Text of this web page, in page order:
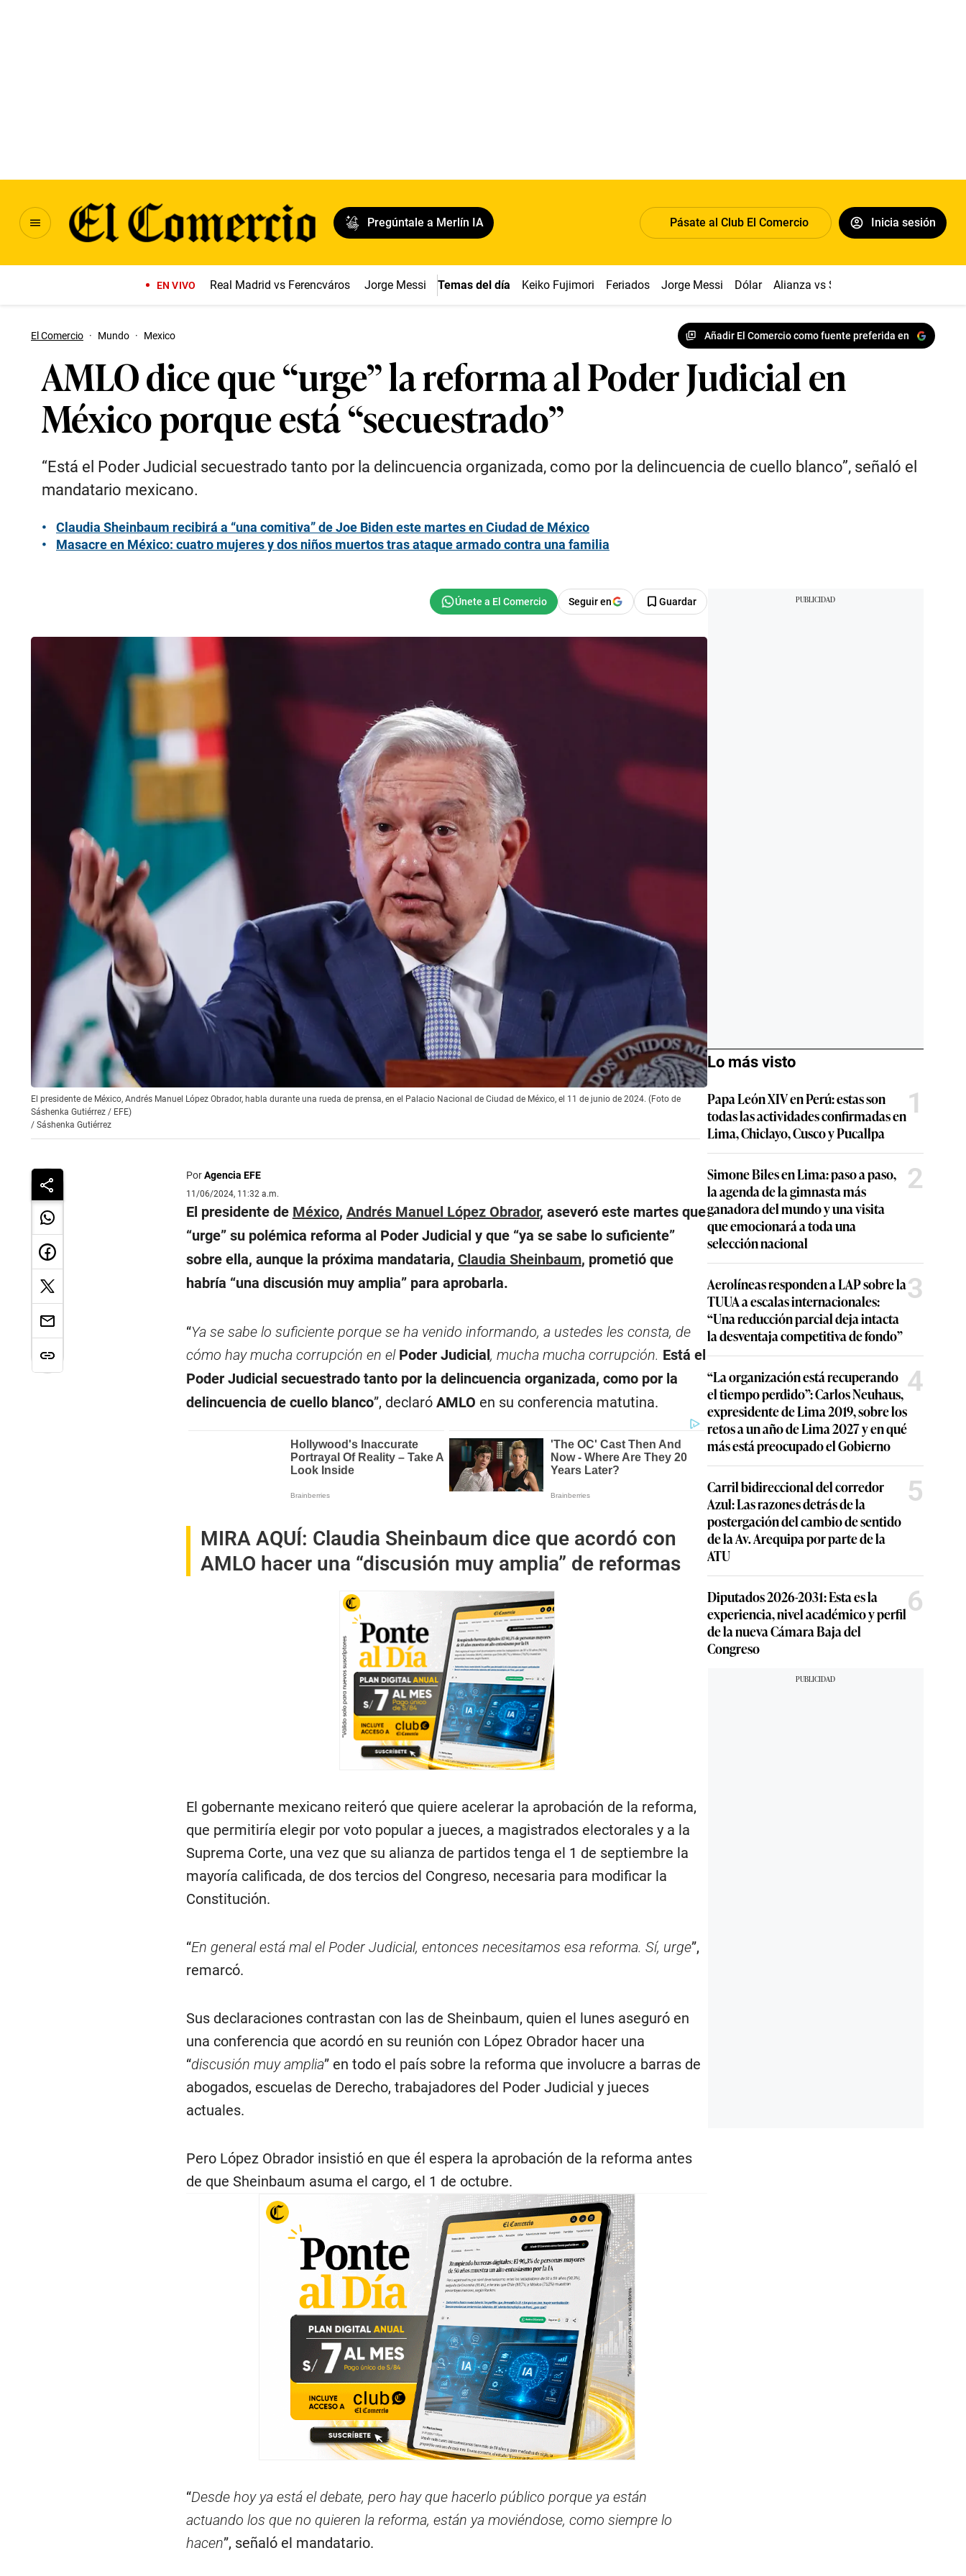
Pregúntale a Merlín IA Pásate al Club El Comercio Inicia sesión
EN VIVO Real Madrid vs Ferencváros Jorge Messi Temas del día Keiko Fujimori Feriados Jorge Messi Dólar Alianza vs Sport Boys
El Comercio · Mundo · Mexico Añadir El Comercio como fuente preferida en
AMLO dice que “urge” la reforma al Poder Judicial en
México porque está “secuestrado”
“Está el Poder Judicial secuestrado tanto por la delincuencia organizada, como por la delincuencia de cuello blanco”, señaló el
mandatario mexicano.
Claudia Sheinbaum recibirá a “una comitiva” de Joe Biden este martes en Ciudad de México
Masacre en México: cuatro mujeres y dos niños muertos tras ataque armado contra una familia
Seguir en Guardar
El presidente de México, Andrés Manuel López Obrador, habla durante una rueda de prensa, en el Palacio Nacional de Ciudad de México, el 11 de junio de 2024. (Foto de
Sáshenka Gutiérrez / EFE)
/ Sáshenka Gutiérrez
PorAgencia EFE
11/06/2024, 11:32 a.m.
El presidente de México, Andrés Manuel López Obrador, aseveró este martes que
“urge” su polémica reforma al Poder Judicial y que “ya se sabe lo suficiente”
sobre ella, aunque la próxima mandataria, Claudia Sheinbaum, prometió que
habría “una discusión muy amplia” para aprobarla.
“Ya se sabe lo suficiente porque se ha venido informando, a ustedes les consta, de
cómo hay mucha corrupción en el Poder Judicial, mucha mucha corrupción. Está el
Poder Judicial secuestrado tanto por la delincuencia organizada, como por la
delincuencia de cuello blanco”, declaró AMLO en su conferencia matutina.
MIRA AQUÍ: Claudia Sheinbaum dice que acordó con
AMLO hacer una “discusión muy amplia” de reformas
El gobernante mexicano reiteró que quiere acelerar la aprobación de la reforma,
que permitiría elegir por voto popular a jueces, a magistrados electorales y a la
Suprema Corte, una vez que su alianza de partidos tenga el 1 de septiembre la
mayoría calificada, de dos tercios del Congreso, necesaria para modificar la
Constitución.
“En general está mal el Poder Judicial, entonces necesitamos esa reforma. Sí, urge”,
remarcó.
Sus declaraciones contrastan con las de Sheinbaum, quien el lunes aseguró en
una conferencia que acordó en su reunión con López Obrador hacer una
“discusión muy amplia” en todo el país sobre la reforma que involucre a barras de
abogados, escuelas de Derecho, trabajadores del Poder Judicial y jueces
actuales.
Pero López Obrador insistió en que él espera la aprobación de la reforma antes
de que Sheinbaum asuma el cargo, el 1 de octubre.
“Desde hoy ya está el debate, pero hay que hacerlo público porque ya están
actuando los que no quieren la reforma, están ya moviéndose, como siempre lo
hacen”, señaló el mandatario.
Lo más visto
Papa León XIV en Perú: estas son
todas las actividades confirmadas en
Lima, Chiclayo, Cusco y Pucallpa
1
Simone Biles en Lima: paso a paso,
la agenda de la gimnasta más
ganadora del mundo y una visita
que emocionará a toda una
selección nacional
2
Aerolíneas responden a LAP sobre la
TUUA a escalas internacionales:
“Una reducción parcial deja intacta
la desventaja competitiva de fondo”
3
“La organización está recuperando
el tiempo perdido”: Carlos Neuhaus,
expresidente de Lima 2019, sobre los
retos a un año de Lima 2027 y en qué
más está preocupado el Gobierno
4
Carril bidireccional del corredor
Azul: Las razones detrás de la
postergación del cambio de sentido
de la Av. Arequipa por parte de la
ATU
5
Diputados 2026-2031: Esta es la
experiencia, nivel académico y perfil
de la nueva Cámara Baja del
Congreso
6